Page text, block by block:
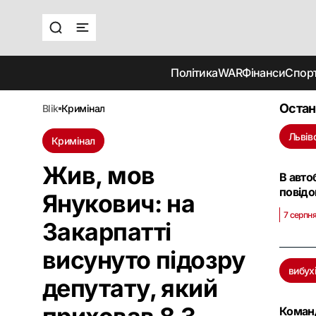
ПолітикаWARФінанси
blik кримінал
Кримінал
Жив, мов
Янукович: на
Закарпатті
висунуто підозру
депутату, який
В
7